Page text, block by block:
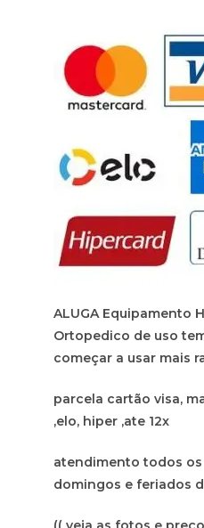
ALUGA Equipamento
Ortopedico de uso
começar a usar mais
parcela cartão visa,
,elo, hiper ,ate 12x
atendimento todos
domingos e feriados